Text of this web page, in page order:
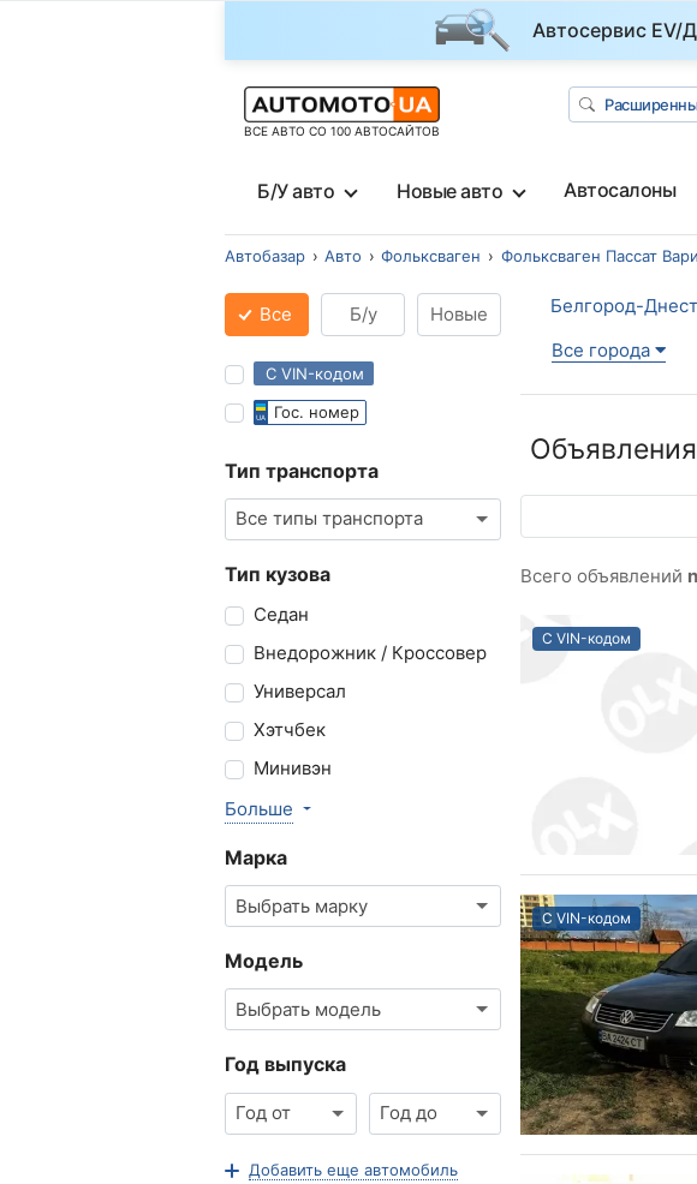
Автосервис EV/
ВСЕ АВТО СО 100 АВТОСАЙТОВ
Б/У авто Новые авто Автосалоны
Автобазар Авто Фольксваген Фольксваген Пассат
Все Б/у Новые
С VIN-кодом
Гос. номер
Тип транспорта
Все типы транспорта
Тип кузова
Седан
Внедорожник / Кроссовер
Универсал
Хэтчбек
Минивэн
Больше
Марка
Выбрать марку
Модель
Выбрать модель
Год выпуска
Год от Год до
Добавить еще автомобиль
Все города
Всего объявлений
С VIN-кодом
С VIN-кодом